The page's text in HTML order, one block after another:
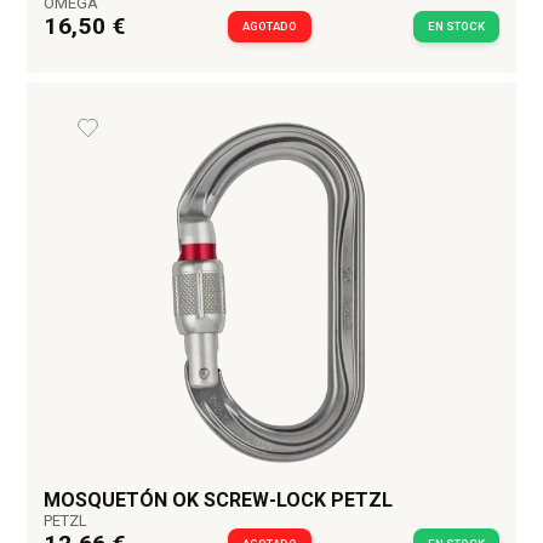
16,50 € AGOTADO EN STOCK
MOSQUETÓN OK SCREW-LOCK PETZL
PETZL